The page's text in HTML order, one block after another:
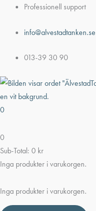
Hoppa
innehåll
Professionell support
info@alvestadtanken.se
013-39 30 90
0
0
Sub-Total: 0 kr
Inga produkter i varukorgen.
Inga produkter i varukorgen.